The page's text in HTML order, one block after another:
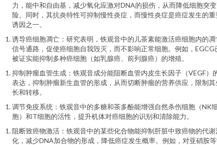
力，能中和自由基，减少氧化应激对DNA的损伤，从而降低细胞突
险。同时，其抗炎特性可抑制慢性炎症，而慢性炎症是癌症发生的重
诱因之一。
诱导癌细胞凋亡：研究表明，铁观音中的儿茶素能激活癌细胞内的凋
信号通路，促使癌细胞自我毁灭，而不影响正常细胞。例如，EGCG
被证实能抑制多种癌细胞（如乳腺癌、前列腺癌）的增殖。
抑制肿瘤血管生成：铁观音成分能阻断血管内皮生长因子（VEGF）
表达，抑制肿瘤新生血管的形成，从而切断肿瘤的营养供应，限制其
长和转移。
调节免疫系统：铁观音中的多糖和茶多酚能增强自然杀伤细胞（NK
胞）和T细胞的活性，提升机体对癌细胞的识别和清除能力。
阻断致癌物激活：铁观音中的某些化合物能抑制肝脏中致癌物的代谢
化，减少DNA加合物的形成，降低癌症发生概率。例如，对亚硝胺